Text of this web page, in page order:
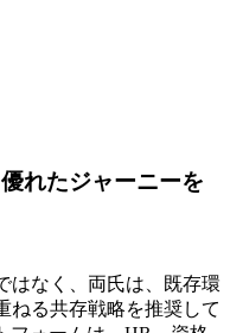
れたジャーニーを
はなく、両氏は、既存環
ねる共存戦略を推奨して